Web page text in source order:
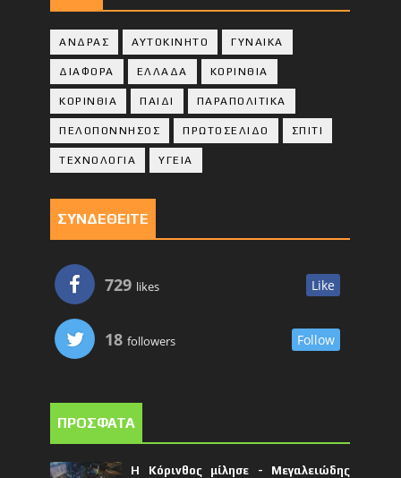
ΑΝΔΡΑΣ ΑΥΤΟΚΙΝΗΤΟ ΓΥΝΑΙΚΑ
ΔΙΑΦΟΡΑ ΕΛΛΑΔΑ ΚΟΡΙΝΘΙΑ
ΚΟΡΙΝΘΙA ΠΑΙΔΙ ΠΑΡΑΠΟΛΙΤΙΚΑ
ΠΕΛΟΠΟΝΝΗΣΟΣ ΠΡΩΤΟΣΕΛΙΔΟ ΣΠΙΤΙ
ΤΕΧΝΟΛΟΓΙΑ ΥΓΕΙΑ
ΣΥΝΔΕΘΕΙΤΕ
729 likes Like
18 followers Follow
ΠΡΟΣΦΑΤΑ
Η Κόρινθος μίλησε - Μεγαλειώδης